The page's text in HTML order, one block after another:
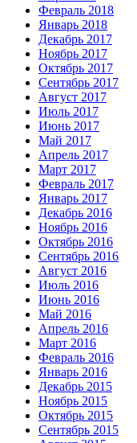
Февраль 2018
Январь 2018
Декабрь 2017
Ноябрь 2017
Октябрь 2017
Сентябрь 2017
Август 2017
Июль 2017
Июнь 2017
Май 2017
Апрель 2017
Март 2017
Февраль 2017
Январь 2017
Декабрь 2016
Ноябрь 2016
Октябрь 2016
Сентябрь 2016
Август 2016
Июль 2016
Июнь 2016
Май 2016
Апрель 2016
Март 2016
Февраль 2016
Январь 2016
Декабрь 2015
Ноябрь 2015
Октябрь 2015
Сентябрь 2015